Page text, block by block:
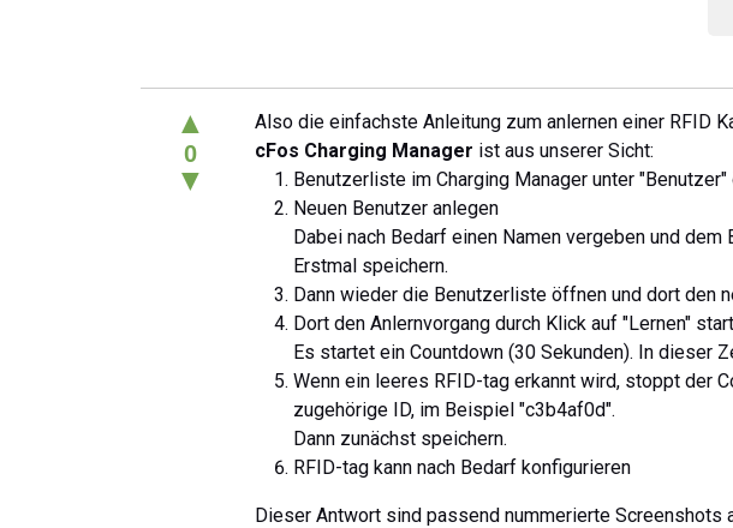
▲
0
▼
Also die einfachste Anleitung zum anlernen einer RFID
cFos Charging Manager ist aus unserer Sicht:
Benutzerliste im Charging Manager unter
Neuen Benutzer anlegen
Dabei nach Bedarf einen Namen vergeben und
Erstmal speichern.
Dann wieder die Benutzerliste öffnen und dort den
Dort den Anlernvorgang durch Klick auf "Lernen"
Es startet ein Countdown (30 Sekunden). In dieser
Wenn ein leeres RFID-tag erkannt wird, stoppt der
zugehörige ID, im Beispiel "c3b4af0d".
Dann zunächst speichern.
RFID-tag kann nach Bedarf konfigurieren
Dieser Antwort sind passend nummerierte Screenshots